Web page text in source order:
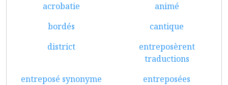
acrobatie
animé
bordés
cantique
district
entreposèrent
traductions
entreposé synonyme
entreposées